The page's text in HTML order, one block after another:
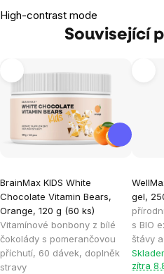
High-contrast mode
Související
BrainMax KIDS White
Chocolate Vitamin Bears,
Orange, 120 g (60 ks)
Vitamínové bonbony z bílé
čokolády s pomerančovou
příchutí, 60 dávek, doplněk
stravy
gel,
s BIO
štávy
zítra